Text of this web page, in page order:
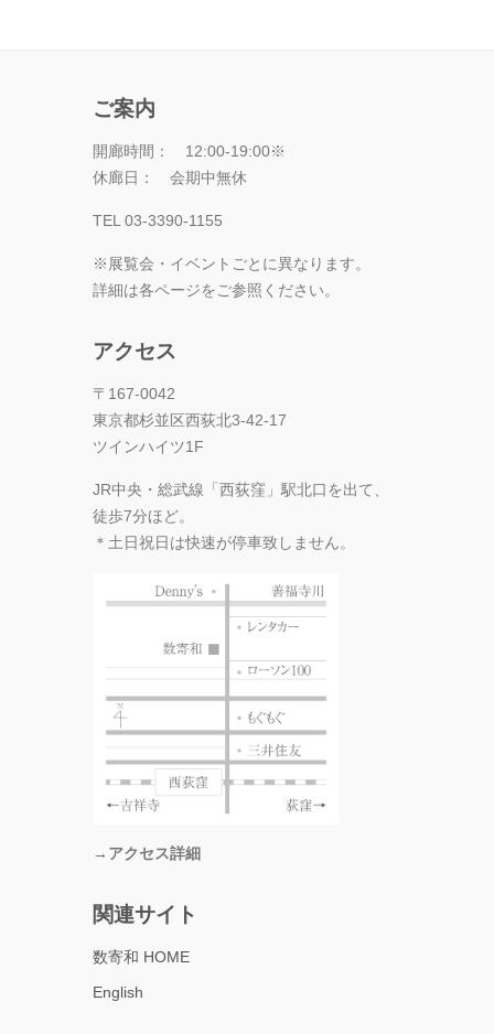
ご案内
開廊時間： 12:00-19:00※
休廊日： 会期中無休
TEL 03-3390-1155
※展覧会・イベントごとに異なります。
詳細は各ページをご参照ください。
アクセス
〒167-0042
東京都杉並区西荻北3-42-17
ツインハイツ1F
JR中央・総武線「西荻窪」駅北口を出て、
徒歩7分ほど。
＊土日祝日は快速が停車致しません。
→アクセス詳細
関連サイト
数寄和 HOME
English